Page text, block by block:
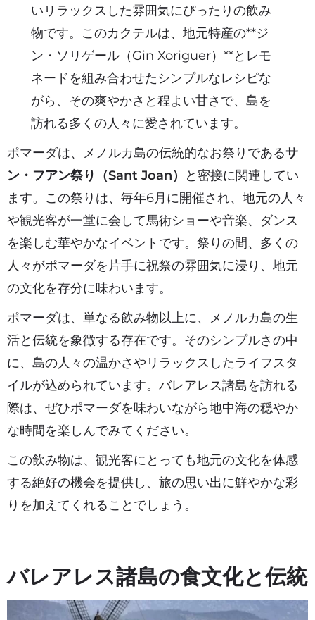
いリラックスした雰囲気にぴったりの飲み
物です。このカクテルは、地元特産の**ジ
ン・ソリゲール（Gin Xoriguer）**とレモ
ネードを組み合わせたシンプルなレシピな
がら、その爽やかさと程よい甘さで、島を
訪れる多くの人々に愛されています。
ポマーダは、メノルカ島の伝統的なお祭りであるサ
ン・フアン祭り（Sant Joan）
と密接に関連してい
ます。この祭りは、毎年6月に開催され、地元の人々
や観光客が一堂に会して馬術ショーや音楽、ダンス
を楽しむ華やかなイベントです。祭りの間、多くの
人々がポマーダを片手に祝祭の雰囲気に浸り、地元
の文化を存分に味わいます。
ポマーダは、単なる飲み物以上に、メノルカ島の生
活と伝統を象徴する存在です。そのシンプルさの中
に、島の人々の温かさやリラックスしたライフスタ
イルが込められています。バレアレス諸島を訪れる
際は、ぜひポマーダを味わいながら地中海の穏やか
な時間を楽しんでみてください。
この飲み物は、観光客にとっても地元の文化を体感
する絶好の機会を提供し、旅の思い出に鮮やかな彩
りを加えてくれることでしょう。
バレアレス諸島の食文化と伝統